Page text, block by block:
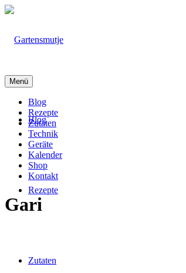
Blog
Rezepte
Zutaten
Menü
Blog
Rezepte
Zutaten
Technik
Geräte
Kalender
Shop
Kontakt
Gari